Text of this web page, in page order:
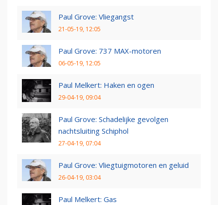
Paul Grove: Vliegangst
21-05-19, 12:05
Paul Grove: 737 MAX-motoren
06-05-19, 12:05
Paul Melkert: Haken en ogen
29-04-19, 09:04
Paul Grove: Schadelijke gevolgen
nachtsluiting Schiphol
27-04-19, 07:04
Paul Grove: Vliegtuigmotoren en geluid
26-04-19, 03:04
Paul Melkert: Gas